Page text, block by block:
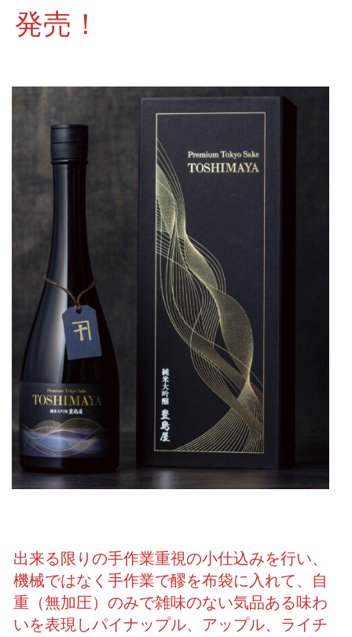
発売！
出来る限りの手作業重視の小仕込みを行い、
機械ではなく手作業で醪を布袋に入れて、自
重（無加圧）のみで雑味のない気品ある味わ
いを表現しパイナップル、アップル、ライチ